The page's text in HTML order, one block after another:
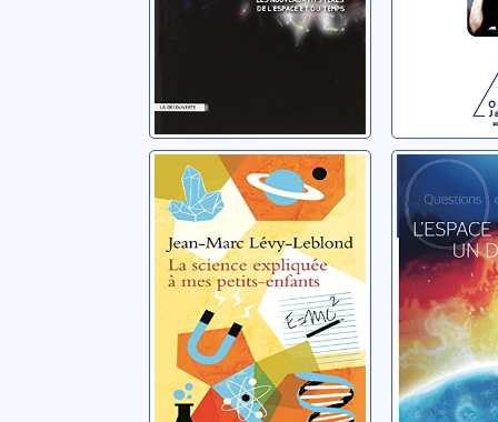
La science
expliquée à mes
petits-enfants
Lévy-Leblond, Jean-
pas un
Arnould,